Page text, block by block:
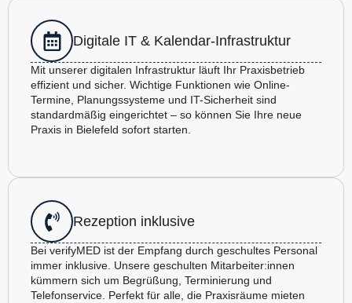
Digitale IT & Kalendar-Infrastruktur
Mit unserer digitalen Infrastruktur läuft Ihr Praxisbetrieb
effizient und sicher. Wichtige Funktionen wie Online-
Termine, Planungssysteme und IT-Sicherheit sind
standardmäßig eingerichtet – so können Sie Ihre neue
Praxis in Bielefeld sofort starten.
Rezeption inklusive
Bei verifyMED ist der Empfang durch geschultes Personal
immer inklusive. Unsere geschulten Mitarbeiter:innen
kümmern sich um Begrüßung, Terminierung und
Telefonservice. Perfekt für alle, die Praxisräume mieten